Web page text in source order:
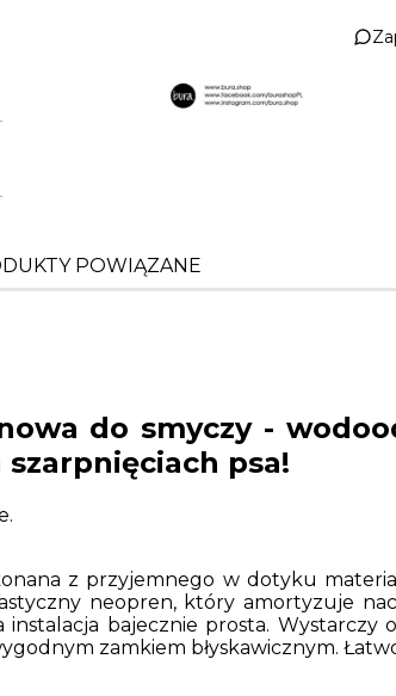
POWIĄZANE
do smyczy -
szarpnięciach psa!
z przyjemnego w dotyku
neopren, który amortyzuje
bajecznie prosta.
zamkiem błyskawicznym.